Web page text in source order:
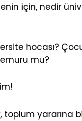
için, nedir
hocası?
mu?
toplum yararına